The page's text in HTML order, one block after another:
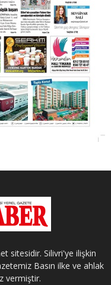
sitesidir. Silivri'ye ilişkin
Basın ilke ve ahlak
vermiştir.